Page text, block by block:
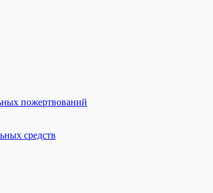
пожертвований
средств